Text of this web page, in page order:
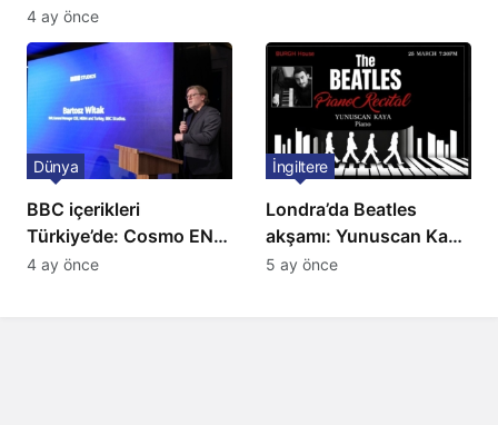
Ulaşımda Yeni
Düzenleme
4 ay önce
BBC içerikleri
Türkiye’de: Cosmo EN
ve BBC Player yayında
Dünya
4 ay önce
Londra’da Beatles
akşamı: Yunuscan Kaya
klasik yorumuyla
İngiltere
5 ay önce